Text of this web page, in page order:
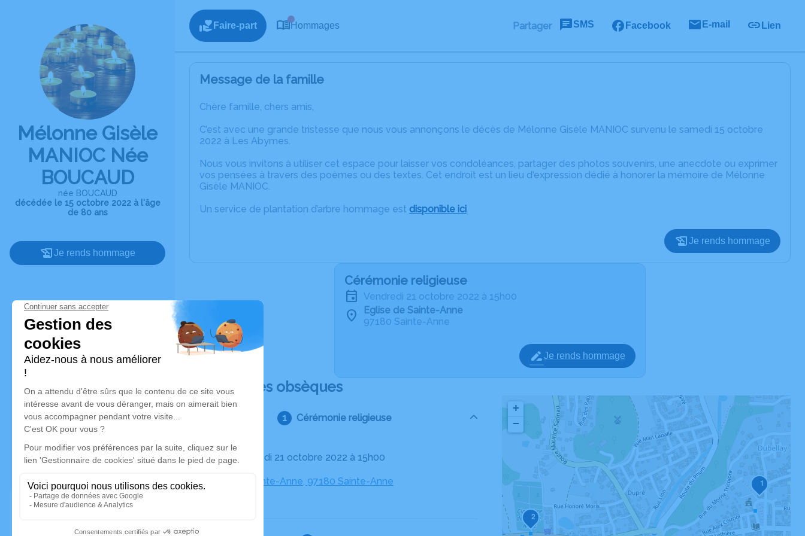
Mélonne Gisèle
MANIOC Née
BOUCAUD
née BOUCAUD
décédée le 15 octobre 2022 à l'âge
de 80 ans
Je rends hommage
Faire-part Hommages Partager SMS Facebook E-mail Lien
Message de la famille
Chère famille, chers amis,
C’est avec une grande tristesse que nous vous annonçons le décès de Mélonne Gisèle MANIOC survenu le samedi 15 octobre
2022 à Les Abymes.
Nous vous invitons à utiliser cet espace pour laisser vos condoléances, partager des photos souvenirs, une anecdote ou exprimer
vos pensées à travers des poèmes ou des textes. Cet endroit est un lieu d'expression dédié à honorer la mémoire de Mélonne
Gisèle MANIOC.
Un service de plantation d’arbre hommage est disponible ici.
Je rends hommage
Cérémonie religieuse
vendredi 21 octobre 2022 à 15h00
Eglise de Sainte-Anne
97180 Sainte-Anne
Je rends hommage
Déroulé des obsèques
Cérémonie religieuse
Le vendredi 21 octobre 2022 à 15h00
Eglise Sainte-Anne, 97180 Sainte-Anne 1
2
+
−